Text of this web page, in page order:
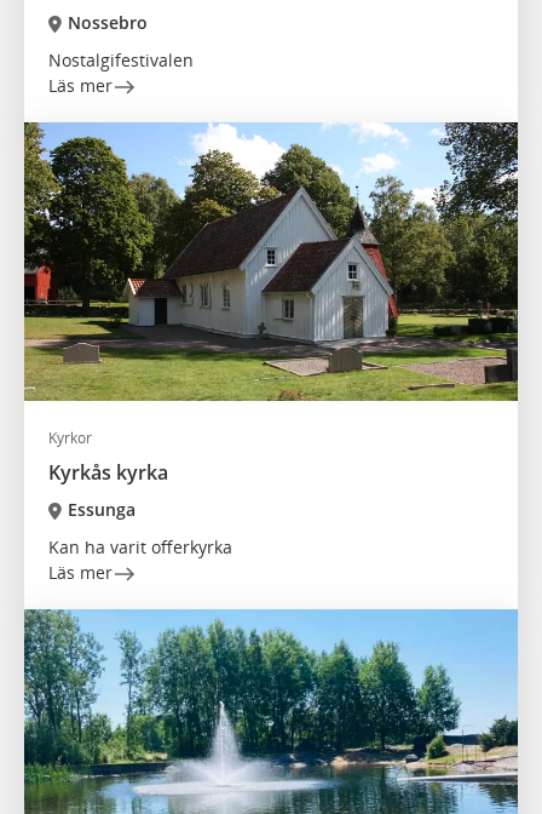
Nossebro
Nostalgifestivalen
Läs mer
Kyrkor
Kyrkås kyrka
Essunga
Kan ha varit offerkyrka
Läs mer